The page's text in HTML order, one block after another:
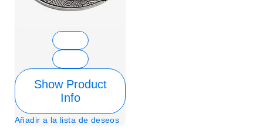
Show Product
Info
Añadir a la lista de deseos